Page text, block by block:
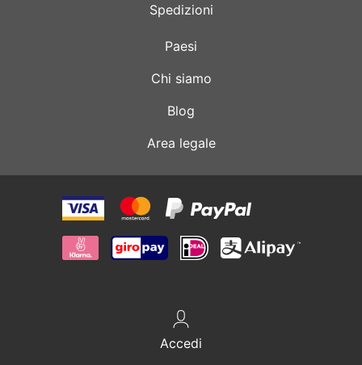
Spedizioni
Paesi
Chi siamo
Blog
Area legale
Accedi